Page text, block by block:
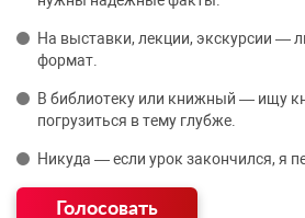
На выставки, лекции, экскурсии —
формат.
В библиотеку или книжный — ищу
погрузиться в тему глубже.
Никуда — если урок закончился, я